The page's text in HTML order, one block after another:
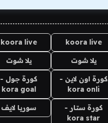
koora live
koora live
يلا شوت يلا شوت
كورة اون لاين -
kora onli
كورة جول -
kora goal
كورة ستار -
kora star
سوريا لايف